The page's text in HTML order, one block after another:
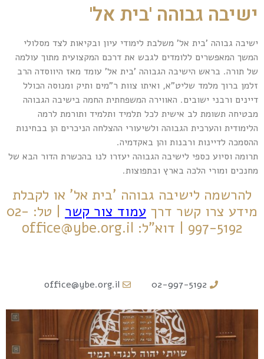
ישיבה גבוהה 'בית אל'
ישיבה גבוהה 'בית אל' משלבת לימודי עיון ובקיאות לצד מסלולי
המשך המאפשרים ללומדים לגבש את דרכם המקצועית מתוך עולמה
של תורה. בראש הישיבה הגבוהה 'בית אל' עומד מאז היווסדה הרב
זלמן ברוך מלמד שליט"א, ואיתו צוות ר"מים ותיק ומנוסה הכולל
דיינים ורבני ישובים. האווירה המשפחתית החמה בישיבה הגבוהה
מבטיחה תשומת לב אישית לכל תלמיד ותלמיד ותורמת לרמה
הלימודית והערכית הגבוהה ולשיעורי ההצלחה הניכרים הן בבחינות
ההסמכה לדיינות ורבנות והן באקדמיה.
תרומה וסיוע כספי לישיבה הגבוהה יעזרו לנו בהכשרת הדור הבא של
מחנכים ומורי הלכה בארץ ובתפוצות.
להרשמה לישיבה גבוהה 'בית אל' או לקבלת
מידע צרו קשר דרך עמוד צור קשר
| טל: 02-
997-5192 | דוא"ל:
office@ybe.org.il
02-997-5192
office@ybe.org.il